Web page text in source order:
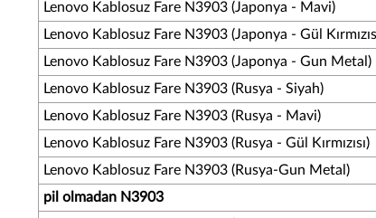
Lenovo Kablosuz Fare N3903 (Japonya - Mavi)
Lenovo Kablosuz Fare N3903 (Japonya - Gül
Lenovo Kablosuz Fare N3903 (Japonya - Gun Metal)
Lenovo Kablosuz Fare N3903 (Rusya - Siyah)
Lenovo Kablosuz Fare N3903 (Rusya - Mavi)
Lenovo Kablosuz Fare N3903 (Rusya - Gül Kırmızısı)
Lenovo Kablosuz Fare N3903 (Rusya-Gun Metal)
pil olmadan N3903